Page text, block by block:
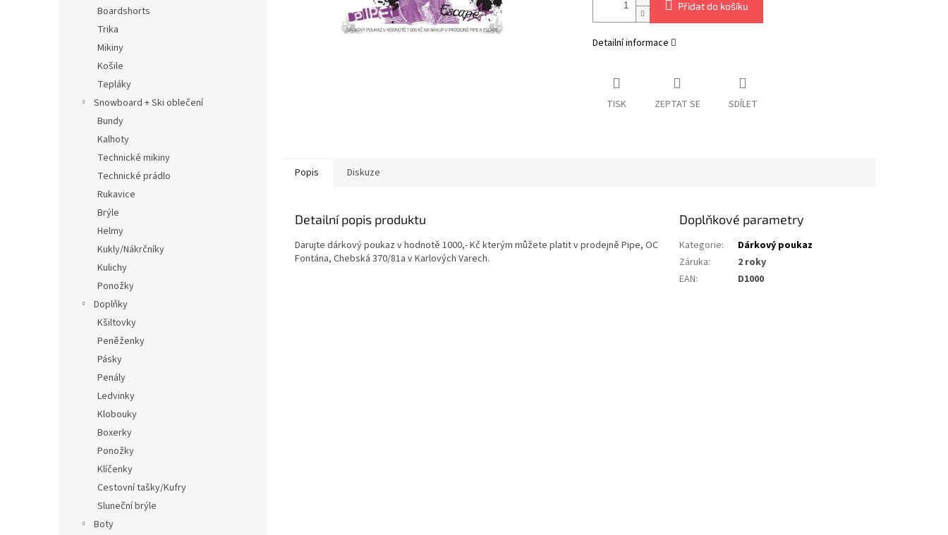
Boardshorts
Trika
Mikiny
Košile
Tepláky
Snowboard + Ski oblečení
Bundy
Kalhoty
Technické mikiny
Technické prádlo
Rukavice
Brýle
Helmy
Kukly/Nákrčníky
Kulichy
Ponožky
Doplňky
Kšiltovky
Peněženky
Pásky
Penály
Ledvinky
Klobouky
Boxerky
Ponožky
Klíčenky
Cestovní tašky/Kufry
Sluneční brýle
Boty
Přidat do košíku
Detailní informace
TISK ZEPTAT SE SDÍLET
Popis Diskuze
Detailní popis produktu
Darujte dárkový poukaz v hodnotě 1000,- Kč kterým můžete platit v prodejně Pipe, OC
Fontána, Chebská 370/81a v Karlových Varech.
Doplňkové parametry
Kategorie:
Dárkový poukaz
Záruka:
2 roky
EAN: D1000